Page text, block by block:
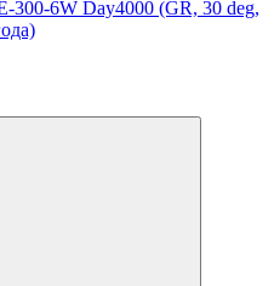
6W Day4000 (GR, 30 deg,